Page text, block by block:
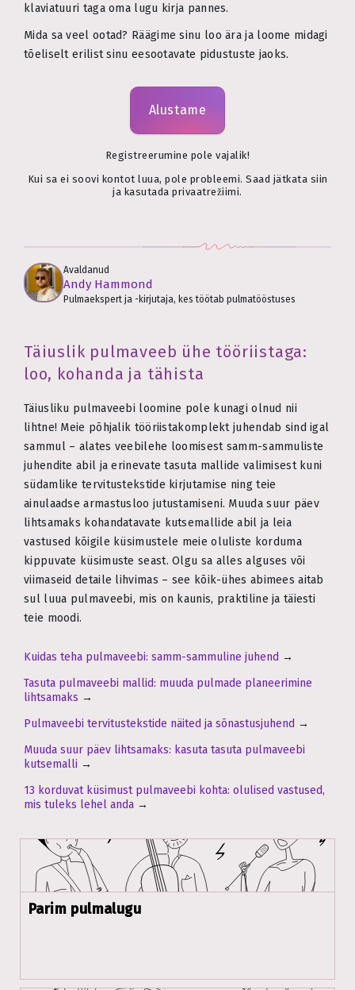
klaviatuuri taga oma lugu kirja pannes.
Mida sa veel ootad? Räägime sinu loo ära ja loome midagi
tõeliselt erilist sinu eesootavate pidustuste jaoks.
Alustame
Registreerumine pole vajalik!
Kui sa ei soovi kontot luua, pole probleemi. Saad jätkata siin
ja kasutada privaatrežiimi.
Avaldanud
Andy Hammond
Pulmaekspert ja -kirjutaja, kes töötab pulmatööstuses
Täiuslik pulmaveeb ühe tööriistaga:
loo, kohanda ja tähista
Täiusliku pulmaveebi loomine pole kunagi olnud nii
lihtne! Meie põhjalik tööriistakomplekt juhendab sind igal
sammul – alates veebilehe loomisest samm-sammuliste
juhendite abil ja erinevate tasuta mallide valimisest kuni
südamlike tervitustekstide kirjutamise ning teie
ainulaadse armastusloo jutustamiseni. Muuda suur päev
lihtsamaks kohandatavate kutsemallide abil ja leia
vastused kõigile küsimustele meie oluliste korduma
kippuvate küsimuste seast. Olgu sa alles alguses või
viimaseid detaile lihvimas – see kõik-ühes abimees aitab
sul luua pulmaveebi, mis on kaunis, praktiline ja täiesti
teie moodi.
Kuidas teha pulmaveebi: samm-sammuline juhend →
Tasuta pulmaveebi mallid: muuda pulmade planeerimine
lihtsamaks →
Pulmaveebi tervitustekstide näited ja sõnastusjuhend →
Muuda suur päev lihtsamaks: kasuta tasuta pulmaveebi
kutsemalli →
13 korduvat küsimust pulmaveebi kohta: olulised vastused,
mis tuleks lehel anda →
Parim pulmalugu